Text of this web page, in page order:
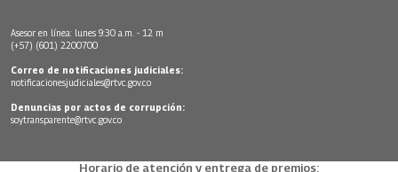
Asesor en línea: lunes 9:30 a.m. - 12 m
(+57) (601) 2200700
Correo de notificaciones judiciales:
notificacionesjudiciales@rtvc.gov.co
Denuncias por actos de corrupción:
soytransparente@rtvc.gov.co
Horario de atención y entrega de premios: